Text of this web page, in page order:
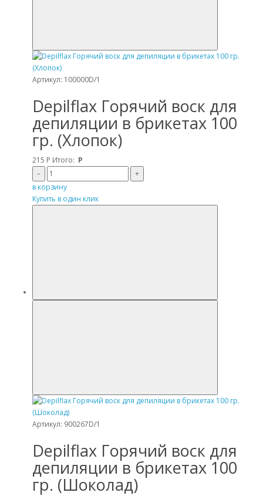
Артикул: 100000D/1
Depilflax Горячий воск для
депиляции в брикетах 100
гр. (Хлопок)
215 Р Итого: Р
–
+
в корзину
Купить в один клик
Артикул: 900267D/1
Depilflax Горячий воск для
депиляции в брикетах 100
гр. (Шоколад)